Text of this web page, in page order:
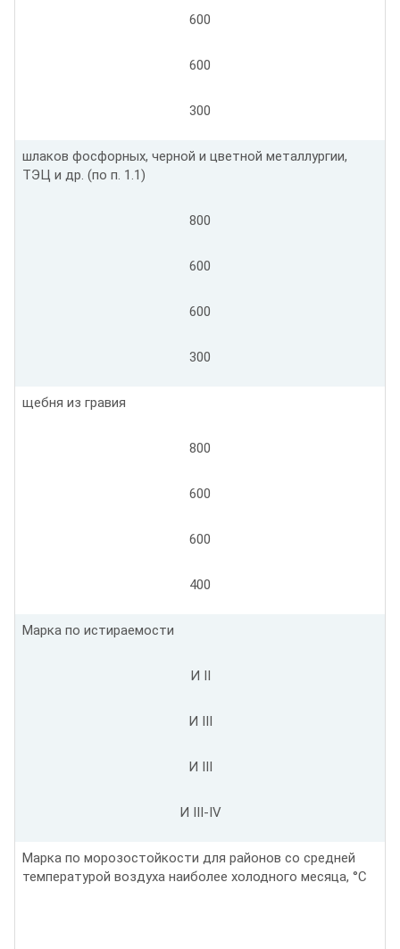
600
600
300
шлаков фосфорных, черной и цветной металлургии,
ТЭЦ и др. (по п. 1.1)
800
600
600
300
щебня из гравия
800
600
600
400
Марка по истираемости
И II
И III
И III
И III-IV
Марка по морозостойкости для районов со средней
температурой воздуха наиболее холодного месяца, °С